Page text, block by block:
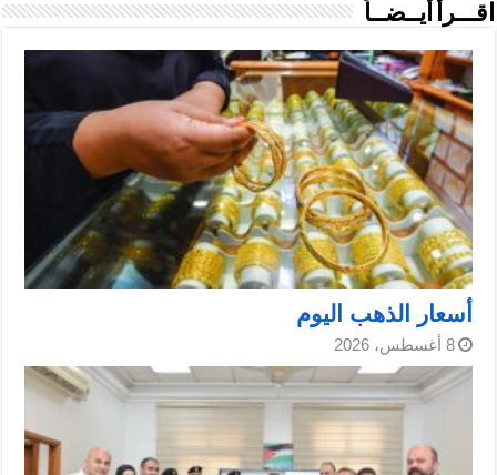
اقـــرأ أيــضــاً
أسعار الذهب اليوم
8 أغسطس، 2026